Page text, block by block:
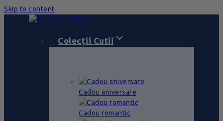
Skip to content
Colecții Cutii
Cadou aniversare
Cadou romantic